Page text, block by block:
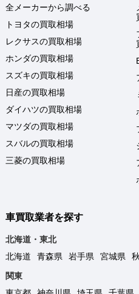
全メーカーから調べる
トヨタの買取相場
レクサスの買取相場
ホンダの買取相場
スズキの買取相場
日産の買取相場
ダイハツの買取相場
マツダの買取相場
スバルの買取相場
三菱の買取相場
車買取業者を探す
北海道・東北
北海道
青森県 岩手県 宮城県
関東